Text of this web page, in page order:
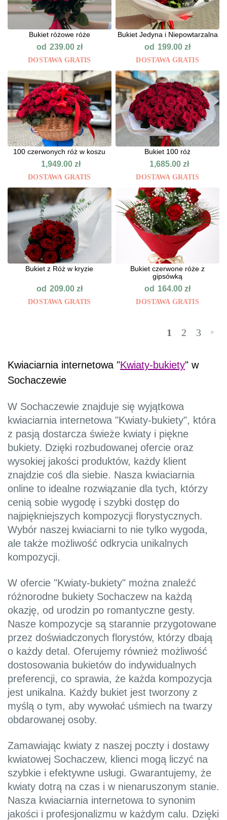
Bukiet różowe róże
od 239.00 zł
DOSTAWA GRATIS
Bukiet Jedyna i Niepowtarzalna
od 199.00zł
DOSTAWA GRATIS
100 czerwonych róż w koszu
1,949.00zł
DOSTAWA GRATIS
Bukiet 100 róż
1,685.00 zł
DOSTAWA GRATIS
Bukiet z Róż w kryzie
od 209.00 zł
DOSTAWA GRATIS
Bukiet czerwone róże z
gipsówką
od 164.00zł
DOSTAWA GRATIS
1 2 3 »
Kwiaciarnia internetowa "Kwiaty-bukiety" w
Sochaczewie
W Sochaczewie znajduje się wyjątkowa
kwiaciarnia internetowa "Kwiaty-bukiety", która
z pasją dostarcza świeże kwiaty i piękne
bukiety. Dzięki rozbudowanej ofercie oraz
wysokiej jakości produktów, każdy klient
znajdzie coś dla siebie. Nasza kwiaciarnia
online to idealne rozwiązanie dla tych, którzy
cenią sobie wygodę i szybki dostęp do
najpiękniejszych kompozycji florystycznych.
Wybór naszej kwiaciarni to nie tylko wygoda,
ale także możliwość odkrycia unikalnych
kompozycji.
W ofercie "Kwiaty-bukiety" można znaleźć
różnorodne bukiety Sochaczew na każdą
okazję, od urodzin po romantyczne gesty.
Nasze kompozycje są starannie przygotowane
przez doświadczonych florystów, którzy dbają
o każdy detal. Oferujemy również możliwość
dostosowania bukietów do indywidualnych
preferencji, co sprawia, że każda kompozycja
jest unikalna. Każdy bukiet jest tworzony z
myślą o tym, aby wywołać uśmiech na twarzy
obdarowanej osoby.
Zamawiając kwiaty z naszej poczty i dostawy
kwiatowej Sochaczew, klienci mogą liczyć na
szybkie i efektywne usługi. Gwarantujemy, że
kwiaty dotrą na czas i w nienaruszonym stanie.
Nasza kwiaciarnia internetowa to synonim
jakości i profesjonalizmu w każdym calu. Dzięki